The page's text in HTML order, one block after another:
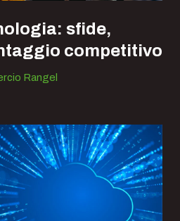
sfide,
competitivo
Rangel